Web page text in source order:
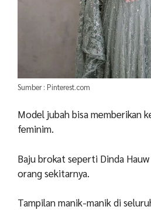
Sumber : Pinterest.com
Model jubah bisa memberikan
feminim.
Baju brokat seperti Dinda
orang sekitarnya.
Tampilan manik-manik di